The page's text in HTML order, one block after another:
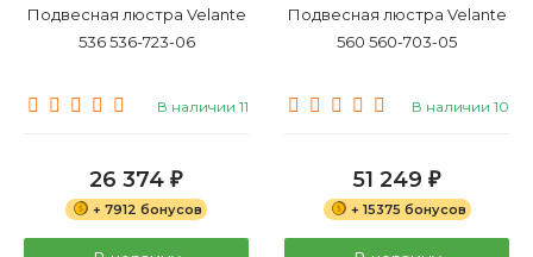
Подвесная люстра Velante
536 536-723-06
В наличии 11
26 374 ₽
+ 7912 бонусов
Подвесная люстра Velante
560 560-703-05
В наличии 10
51 249 ₽
+ 15375 бонусов